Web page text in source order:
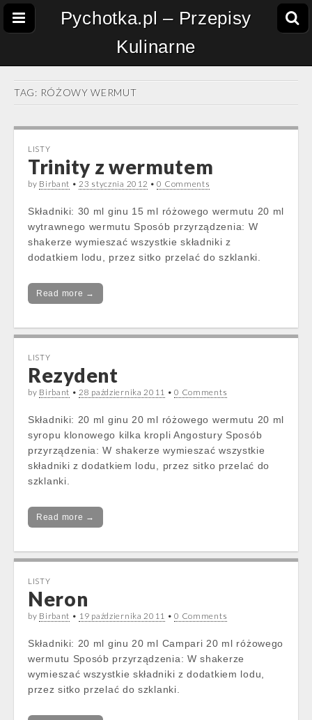
Pychotka.pl – Przepisy
Kulinarne
TAG: RÓŻOWY WERMUT
LISTY
Trinity z wermutem
by Birbant •23 stycznia 2012 •0 Comments
Składniki: 30 ml ginu 15 ml różowego wermutu 20 ml
wytrawnego wermutu Sposób przyrządzenia: W
shakerze wymieszać wszystkie składniki z
dodatkiem lodu, przez sitko przelać do szklanki.
Read more →
LISTY
Rezydent
by Birbant •28 października 2011 •0 Comments
Składniki: 20 ml ginu 20 ml różowego wermutu 20 ml
syropu klonowego kilka kropli Angostury Sposób
przyrządzenia: W shakerze wymieszać wszystkie
składniki z dodatkiem lodu, przez sitko przelać do
szklanki.
Read more →
LISTY
Neron
by Birbant • 19 października 2011 •0 Comments
Składniki: 20 ml ginu 20 ml Campari 20 ml różowego
wermutu Sposób przyrządzenia: W shakerze
wymieszać wszystkie składniki z dodatkiem lodu,
przez sitko przelać do szklanki.